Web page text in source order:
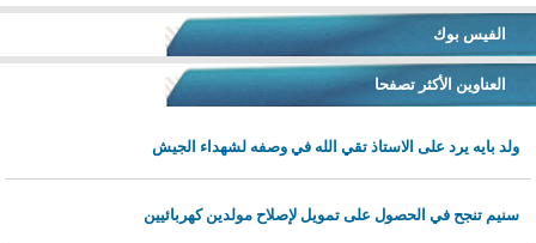
الفيس بوك
العناوين الأكثر تصفحا
ولد بايه يرد على الاستاذ تقي الله في وصفه لشهداء الجيش
سنيم تنجح في الحصول على تمويل لإصلاح مولدين كهربائيين